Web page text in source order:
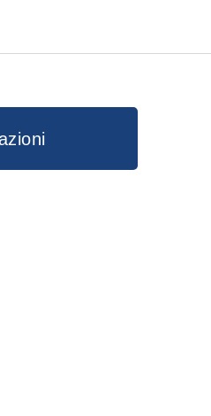
ED EPHESIA